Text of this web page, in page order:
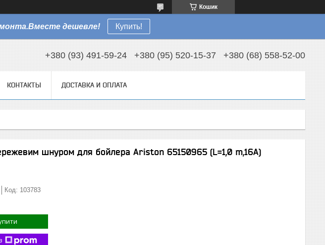
Кошик
дешевле! Купить!
+380 (93) 491-59-24 +380 (95) 520-15-37 +380 (68) 558-52-00
КОНТАКТЫ ДОСТАВКА И ОПЛАТА
шнуром для бойлера Ariston 65150965 (L=1,0 m,16A)
Код: 103783